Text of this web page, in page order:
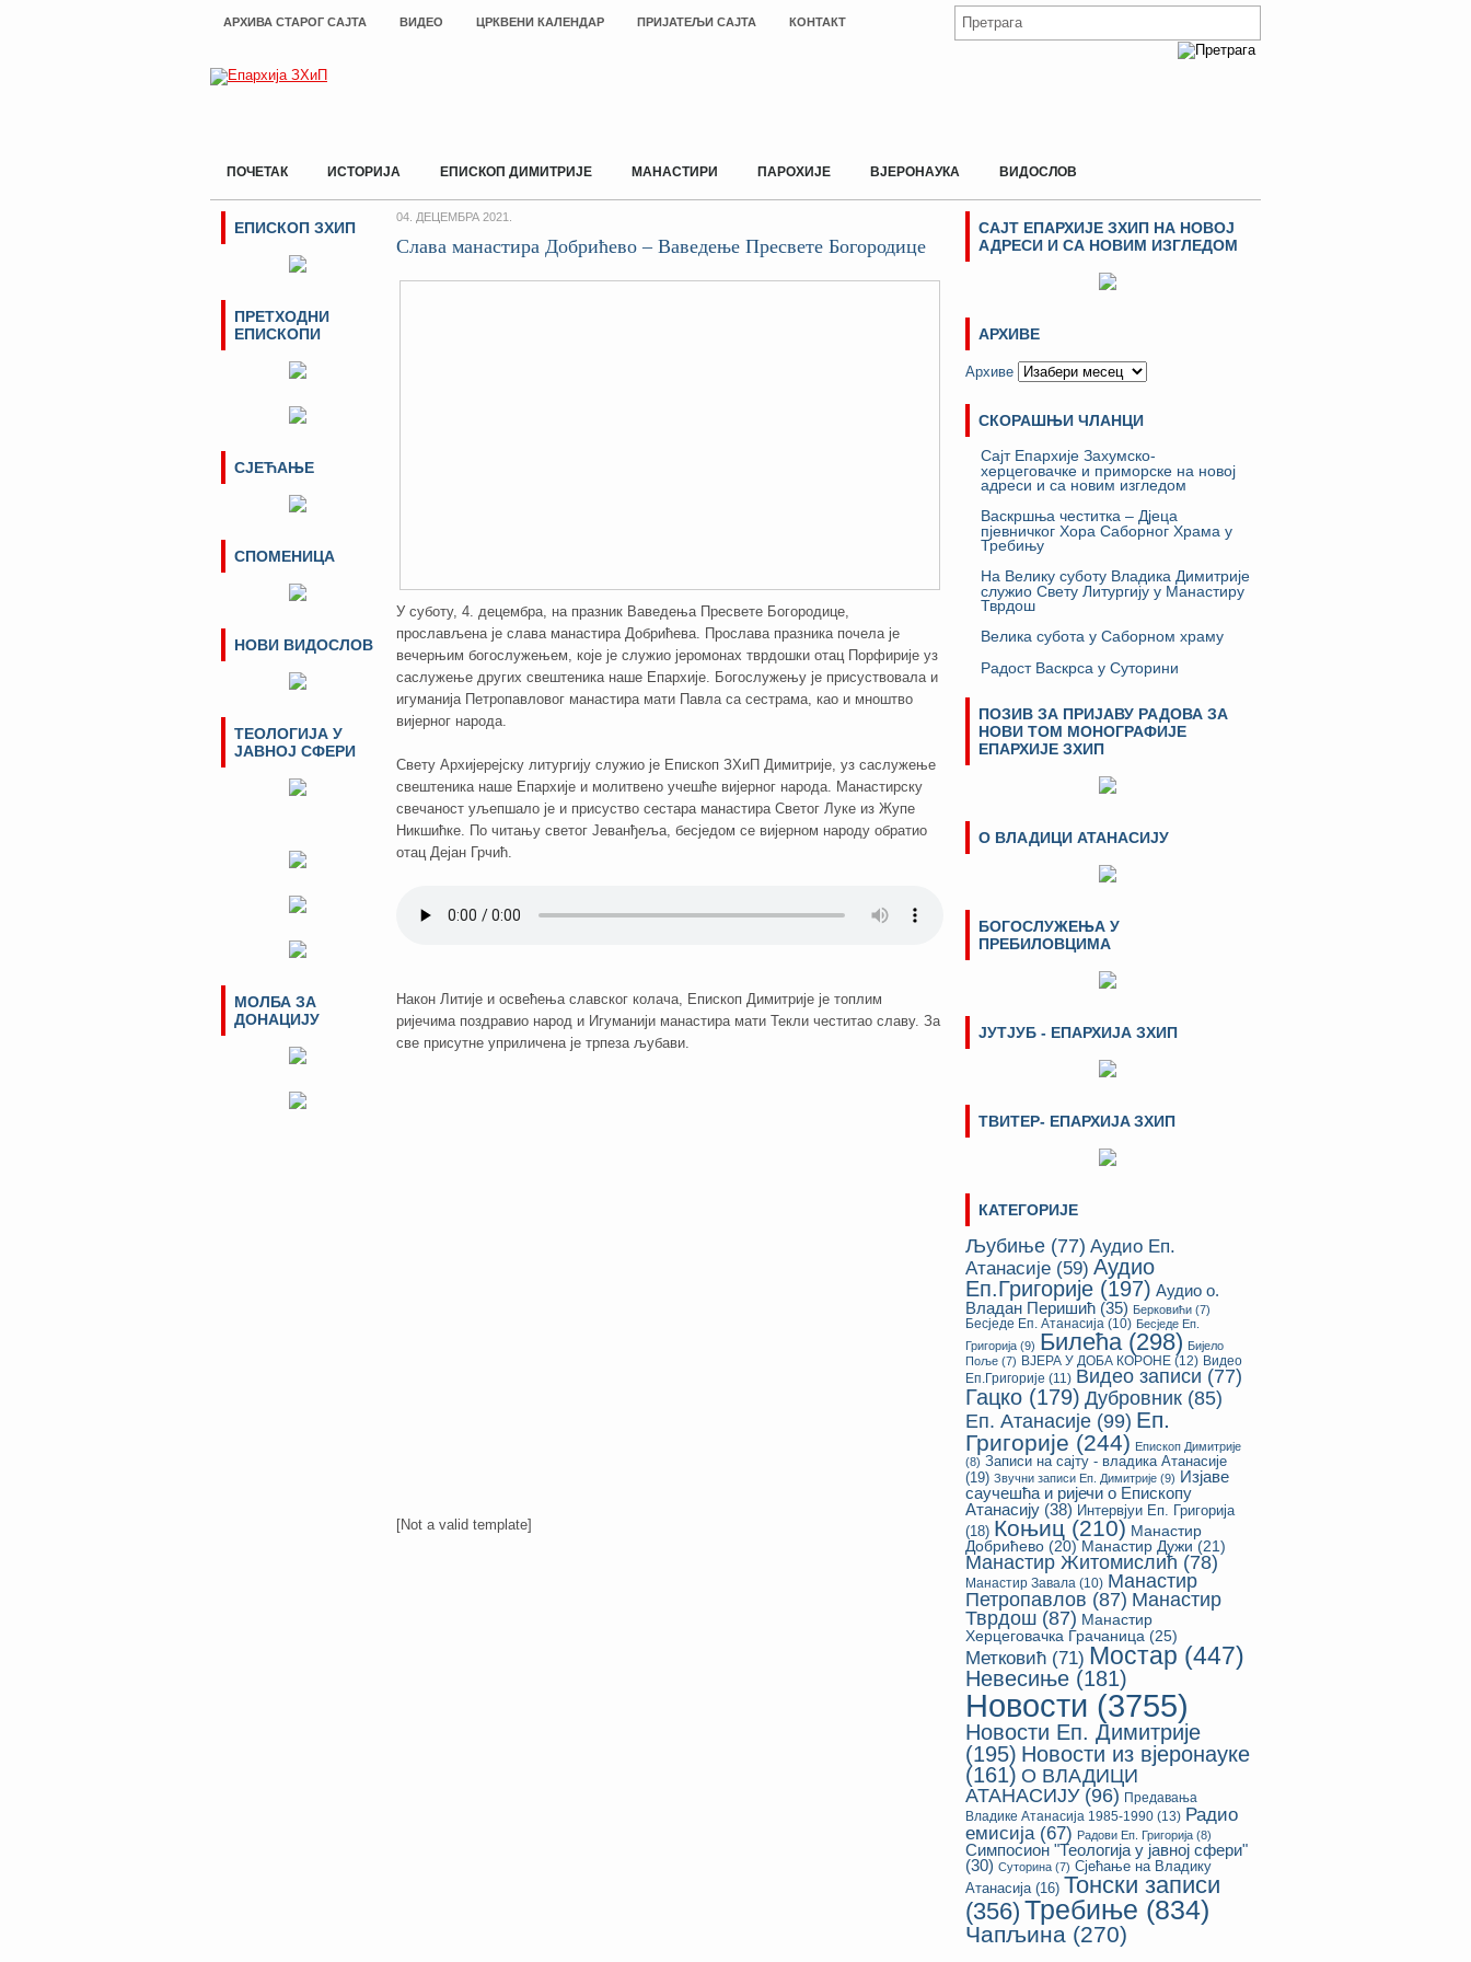
АРХИВА СТАРОГ САЈТА ВИДЕО ЦРКВЕНИ КАЛЕНДАР ПРИЈАТЕЉИ САЈТА КОНТАКТ
ПОЧЕТАК ИСТОРИЈА ЕПИСКОП ДИМИТРИЈЕ МАНАСТИРИ ПАРОХИЈЕ ВЈЕРОНАУКА ВИДОСЛОВ
04. ДЕЦЕМБРА 2021.
Слава манастира Добрићево – Ваведење Пресвете Богородице
У суботу, 4. децембра, на празник Ваведења Пресвете Богородице,
прослављена је слава манастира Добрићева. Прослава празника почела је
вечерњим богослужењем, које је служио јеромонах тврдошки отац Порфирије уз
саслужење других свештеника наше Епархије. Богослужењу је присуствовала и
игуманија Петропавловог манастира мати Павла са сестрама, као и мноштво
вијерног народа.
Свету Архијерејску литургију служио је Епископ ЗХиП Димитрије, уз саслужење
свештеника наше Епархије и молитвено учешће вијерног народа. Манастирску
свечаност уљепшало је и присуство сестара манастира Светог Луке из Жупе
Никшићке. По читању светог Јеванђеља, бесједом се вијерном народу обратио
отац Дејан Грчић.
Након Литије и освећења славског колача, Епископ Димитрије је топлим
ријечима поздравио народ и Игуманији манастира мати Текли честитао славу. За
све присутне уприличена је трпеза љубави.
[Not a valid template]
ЕПИСКОП ЗХИП
ПРЕТХОДНИ
ЕПИСКОПИ
СЈЕЋАЊЕ
СПОМЕНИЦА
НОВИ ВИДОСЛОВ
ТЕОЛОГИЈА У
ЈАВНОЈ СФЕРИ
МОЛБА ЗА
ДОНАЦИЈУ
САЈТ ЕПАРХИЈЕ ЗХИП НА НОВОЈ
АДРЕСИ И СА НОВИМ ИЗГЛЕДОМ
АРХИВЕ
Архиве
СКОРАШЊИ ЧЛАНЦИ
Сајт Епархије Захумско-
херцеговачке и приморске на новој
адреси и са новим изгледом
Васкршња честитка – Дјеца
пјевничког Хора Саборног Храма у
Требињу
На Велику суботу Владика Димитрије
служио Свету Литургију у Манастиру
Тврдош
Велика субота у Саборном храму
Радост Васкрса у Суторини
ПОЗИВ ЗА ПРИЈАВУ РАДОВА ЗА
НОВИ ТОМ МОНОГРАФИЈЕ
ЕПАРХИЈЕ ЗХИП
О ВЛАДИЦИ АТАНАСИЈУ
БОГОСЛУЖЕЊА У
ПРЕБИЛОВЦИМА
ЈУТЈУБ - ЕПАРХИЈА ЗХИП
ТВИТЕР- ЕПАРХИЈA ЗХИП
КАТЕГОРИЈЕ
Љубиње (77) Аудио Еп.
Атанасије (59) Аудио
Еп.Григорије (197) Аудио о.
Владан Перишић (35) Берковићи (7)
Бесједе Еп. Атанасија (10) Бесједе Еп.
Григорија (9) Билећа(298) Бијело
Поље (7) ВЈЕРА У ДОБА КОРОНЕ (12) Видео
Еп.Григорије (11) Видео записи (77)
Гацко (179) Дубровник (85)
Еп. Атанасије (99) Еп.
Григорије (244) Епископ Димитрије
(8) Записи на сајту - владика Атанасије
(19) Звучни записи Еп. Димитрије (9) Изјаве
саучешћа и ријечи о Епископу
Атанасију (38) Интервјуи Еп. Григорија
(18) Коњиц (210) Манастир
Добрићево (20) Манастир Дужи (21)
Манастир Житомислић (78)
Манастир Завала (10) Манастир
Петропавлов (87) Манастир
Тврдош (87) Манастир
Херцеговачка Грачаница (25)
Метковић (71) Мостар (447)
Невесиње (181)
Новости (3755)
Новости Еп. Димитрије
(195) Новости из вјеронауке
(161) О ВЛАДИЦИ
АТАНАСИЈУ(96) Предавања
Владике Атанасија 1985-1990 (13) Радио
емисија(67) Радови Еп. Григорија (8)
Симпосион "Теологија у јавној сфери"
(30) Суторина (7) Сјећање на Владику
Атанасија(16) Тонски записи
(356) Требиње (834)
Чапљина (270)